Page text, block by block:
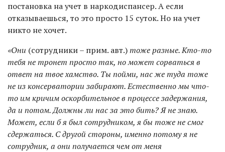
постановка на учет в наркодиспансер. А если
отказываешься, то это просто 15 суток. Но на учет
никто не хочет.
«Они (сотрудники – прим. авт.)тоже разные. Кто-то
тебя не тронет просто так, но может сорваться в
ответ на твое хамство. Ты пойми, нас же туда тоже
не из консерватории забирают. Естественно мы что-
то им кричим оскорбительное в процессе задержания,
да и потом. Должны ли нас за это бить? Я не знаю.
Может, если б я был сотрудником, я бы тоже не смог
сдержаться. С другой стороны, именно потому я не
сотрудник, а они получается чем от меня